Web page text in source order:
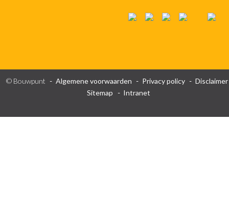
© Bouwpunt Algemene voorwaarden Privacy policy
Disclaimer
Sitemap
Intranet